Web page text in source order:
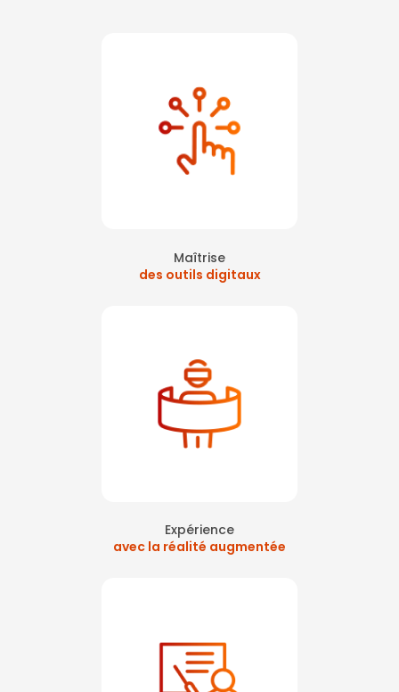
Maîtrise
des outils digitaux
Expérience
avec la réalité augmentée